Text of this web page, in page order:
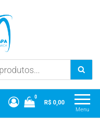
UniCesumar
Menu
0
R$ 0,00